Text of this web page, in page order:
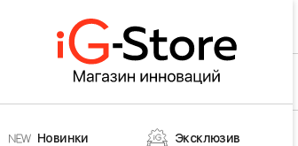
Новинки Эксклюзив